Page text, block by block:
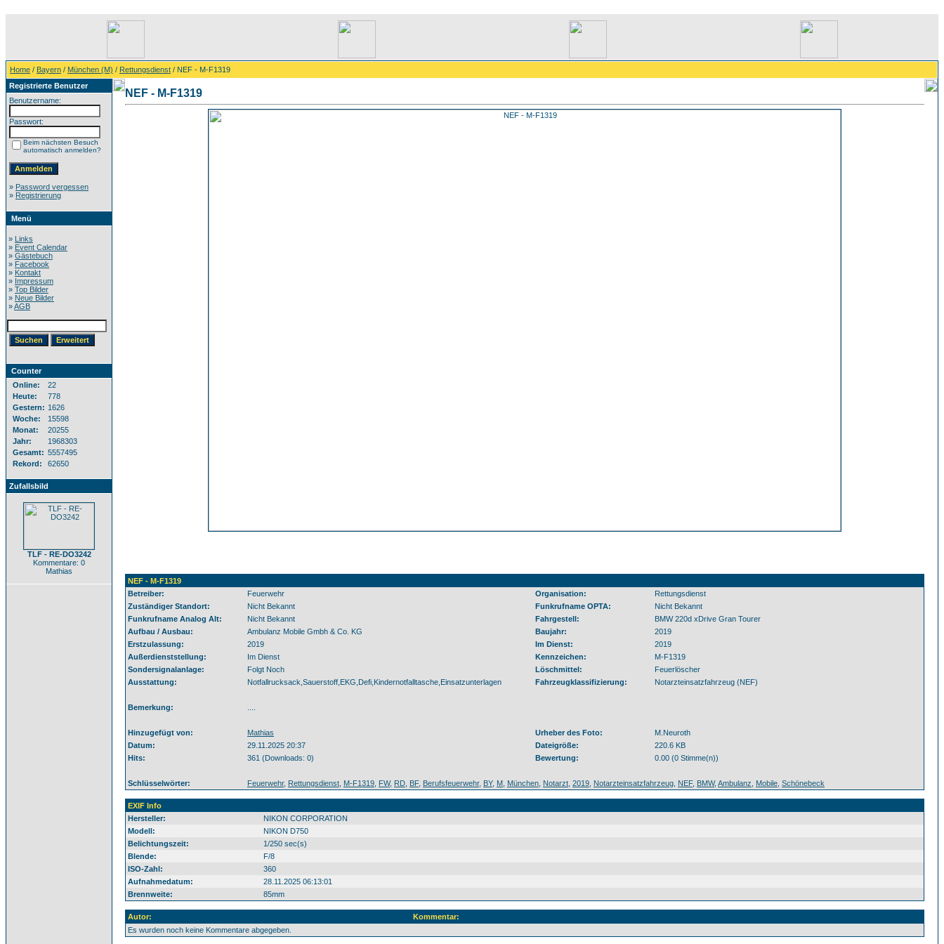
Home / Bayern / München (M) / Rettungsdienst / NEF - M-F1319
Registrierte Benutzer
Benutzername:
Passwort:
Beim nächsten Besuch
automatisch anmelden?
» Password vergessen
» Registrierung
Menü
» Links
» Event Calendar
» Gästebuch
» Facebook
» Kontakt
» Impressum
» Top Bilder
» Neue Bilder
»AGB
Counter
Online:
22
Heute:
778
Gestern: 1626
Woche:
15598
Monat:
20255
Jahr:
1968303
Gesamt: 5557495
Rekord:
62650
Zufallsbild
TLF - RE-DO3242
Kommentare: 0
Mathias
NEF - M-F1319
NEF - M-F1319
Betreiber:
Feuerwehr Organisation:
Rettungsdienst
Zuständiger Standort:
Nicht Bekannt Funkrufname OPTA:
Nicht Bekannt
Funkrufname Analog Alt:
Nicht Bekannt Fahrgestell:
BMW 220d xDrive Gran Tourer
Aufbau / Ausbau:
Ambulanz Mobile Gmbh & Co. KG Baujahr:
2019
Erstzulassung:
2019 Im Dienst:
2019
Außerdienststellung:
Im Dienst Kennzeichen:
M-F1319
Sondersignalanlage:
Folgt Noch Löschmittel:
Feuerlöscher
Ausstattung:
Notfallrucksack,Sauerstoff,EKG,Defi,Kindernotfalltasche,Einsatzunterlagen Fahrzeugklassifizierung: Notarzteinsatzfahrzeug (NEF)
Bemerkung:
Hinzugefügt von: Mathias Urheber des Foto:
M.Neuroth
Datum:
29.11.2025 20:37 Dateigröße:
220.6 KB
Hits:
361 (Downloads: 0) Bewertung: 0.00 (0 Stimme(n))
Schlüsselwörter: Feuerwehr, Rettungsdienst M-F1319 FW, RD BF, Berufsfeuerwehr, BY, M München Notarzt 2019 Notarzteinsatzfahrzeug NEF, BMW, Ambulanz Mobile Schönebeck
EXIF Info
Hersteller:
NIKON CORPORATION
Modell:
NIKON D750
Belichtungszeit:
1/250 sec(s)
Blende:
F/8
ISO-Zahl:
360
Aufnahmedatum:
28.11.2025 06:13:01
Brennweite:
85mm
Autor:
Kommentar:
Es wurden noch keine Kommentare abgegeben.